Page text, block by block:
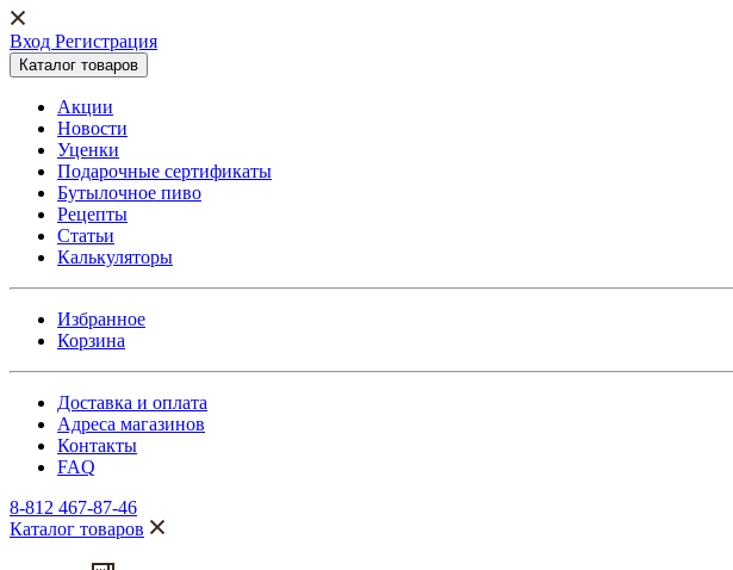
Вход Регистрация
Каталог товаров
Акции
Новости
Уценки
Подарочные сертификаты
Бутылочное пиво
Рецепты
Статьи
Калькуляторы
Избранное
Корзина
Доставка и оплата
Адреса магазинов
Контакты
FAQ
8-812 467-87-46
Каталог товаров